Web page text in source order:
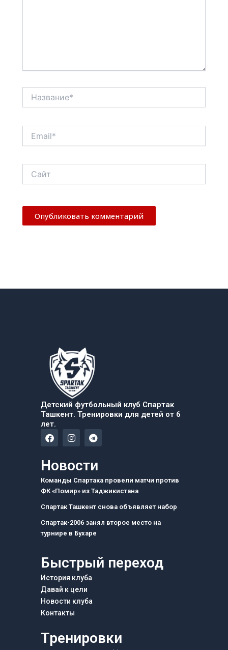
Детский футбольный клуб Спартак
Ташкент. Тренировки для детей от 6
лет.
F
a
e
b
o
k
I
n
a
g
r
a
m
T
e
g
a
m
Новости
Команды Спартака провели матчи против
ФК «Помир» из Таджикистана
Спартак Ташкент снова объявляет набор
Спартак-2006 занял второе место на
турнире в Бухаре
Быстрый переход
История клуба
Давай к цели
Новости клуба
Контакты
Тренировки